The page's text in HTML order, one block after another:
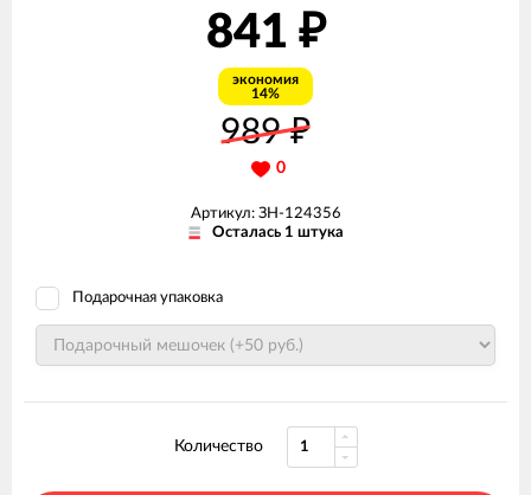
841 ₽
экономия
14%
989₽
0
Артикул: ЗН-124356
Осталась 1 штука
Подарочная упаковка
Количество